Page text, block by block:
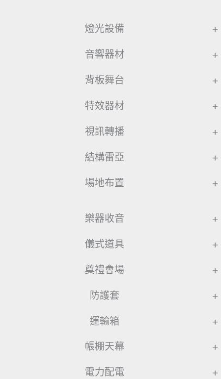
燈光設備 +
音響器材 +
背板舞台 +
特效器材 +
視訊轉播 +
結構雷亞 +
場地布置 +
樂器收音 +
儀式道具 +
奠禮會場 +
防護套 +
運輸箱 +
帳棚天幕 +
電力配電 +